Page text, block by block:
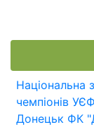
Національна
чемпіонів
Донецьк ФК